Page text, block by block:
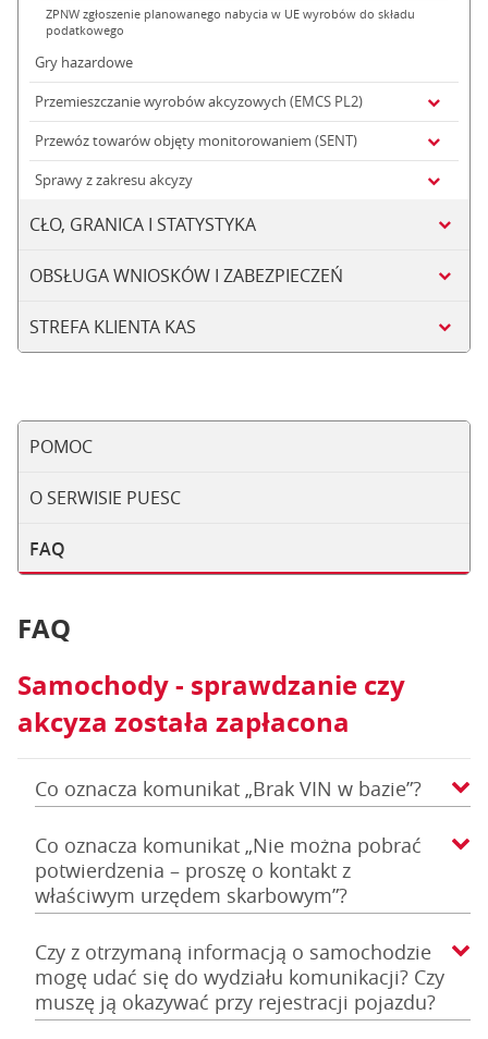
ZPNW zgłoszenie planowanego nabycia w UE wyrobów do składu
podatkowego
Gry hazardowe
Przemieszczanie wyrobów akcyzowych (EMCS PL2)
Przewóz towarów objęty monitorowaniem (SENT)
Sprawy z zakresu akcyzy
CŁO, GRANICA I STATYSTYKA
OBSŁUGA WNIOSKÓW I ZABEZPIECZEŃ
STREFA KLIENTA KAS
POMOC
O SERWISIE PUESC
FAQ
FAQ
Samochody - sprawdzanie czy
akcyza została zapłacona
Co oznacza komunikat „Brak VIN w bazie”?
Co oznacza komunikat „Nie można pobrać
potwierdzenia – proszę o kontakt z
właściwym urzędem skarbowym”?
Czy z otrzymaną informacją o samochodzie
mogę udać się do wydziału komunikacji? Czy
muszę ją okazywać przy rejestracji pojazdu?